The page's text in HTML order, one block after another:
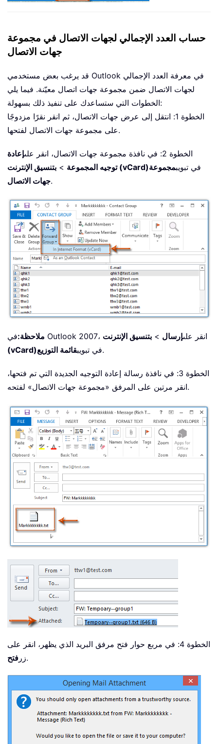
حساب العدد الإجمالي لجهات الاتصال في مجموعة
جهات الاتصال
قد يرغب بعض مستخدمي Outlook في معرفة العدد الإجمالي
لجهات الاتصال ضمن مجموعة جهات اتصال معيّنة. فيما يلي
الخطوات التي ستساعدك على تنفيذ ذلك بسهولة:
الخطوة 1: انتقل إلى عرض جهات الاتصال، ثم انقر نقرًا مزدوجًا
على مجموعة جهات الاتصال لفتحها.
الخطوة 2: في نافذة مجموعة جهات الاتصال، انقر على
إعادة
توجيه المجموعة > بتنسيق الإنترنت (vCard) في تبويبمجموعة
جهات الاتصال.
ملاحظة: في Outlook 2007، انقر علىإرسال > بتنسيق الإنترنت
(vCard)
في تبويبقائمة التوزيع .
الخطوة 3: في نافذة رسالة إعادة التوجيه الجديدة التي تم فتحها،
انقر مرتين على المرفق «مجموعة جهات الاتصال» لفتحه.
الخطوة 4: في مربع حوار فتح مرفق البريد الذي يظهر، انقر على
زر فتح .